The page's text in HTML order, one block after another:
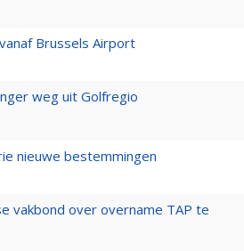
Brussels Airport
weg uit Golfregio
nieuwe bestemmingen
vakbond over overname TAP te